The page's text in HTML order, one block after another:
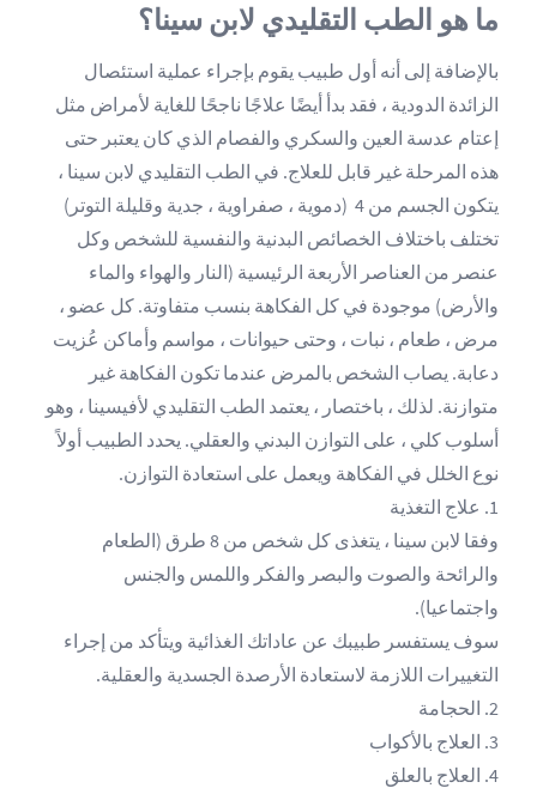
ما هو الطب التقليدي لابن سينا؟
بالإضافة إلى أنه أول طبيب يقوم بإجراء عملية استئصال
الزائدة الدودية ، فقد بدأ أيضًا علاجًا ناجحًا للغاية لأمراض مثل
إعتام عدسة العين والسكري والفصام الذي كان يعتبر حتى
هذه المرحلة غير قابل للعلاج. في الطب التقليدي لابن سينا ،
يتكون الجسم من 4 (دموية ، صفراوية ، جدية وقليلة التوتر)
تختلف باختلاف الخصائص البدنية والنفسية للشخص وكل
عنصر من العناصر الأربعة الرئيسية (النار والهواء والماء
والأرض) موجودة في كل الفكاهة بنسب متفاوتة. كل عضو ،
مرض ، طعام ، نبات ، وحتى حيوانات ، مواسم وأماكن عُزيت
دعابة. يصاب الشخص بالمرض عندما تكون الفكاهة غير
متوازنة. لذلك ، باختصار ، يعتمد الطب التقليدي لأفيسينا ، وهو
أسلوب كلي ، على التوازن البدني والعقلي. يحدد الطبيب أولاً
نوع الخلل في الفكاهة ويعمل على استعادة التوازن.
1. علاج التغذية
وفقا لابن سينا ، يتغذى كل شخص من 8 طرق (الطعام
والرائحة والصوت والبصر والفكر واللمس والجنس
واجتماعيا).
سوف يستفسر طبيبك عن عاداتك الغذائية ويتأكد من إجراء
التغييرات اللازمة لاستعادة الأرصدة الجسدية والعقلية.
2. الحجامة
3. العلاج بالأكواب
4. العلاج بالعلق